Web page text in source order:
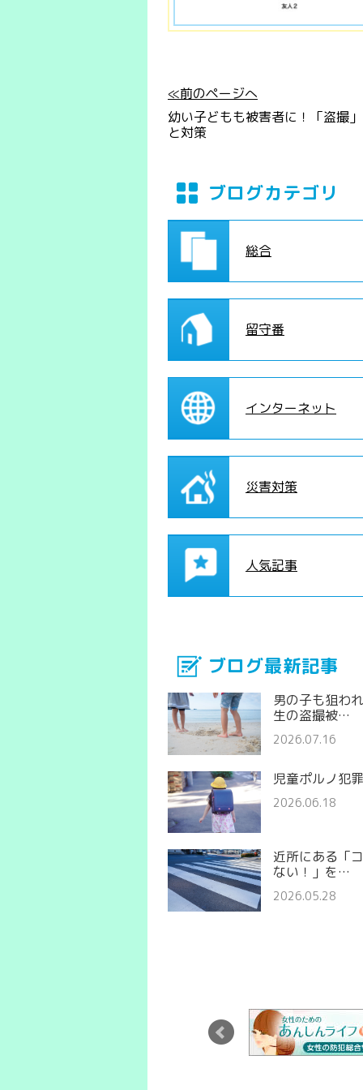
≪前のページへ
幼い子どもも被害者に！「盗撮
と対策
ブログカテゴリ
総合
留守番
インターネット
災害対策
人気記事
ブログ最新記事
男の子も狙わ
生の盗撮被…
2026.07.16
児童ポルノ犯
2026.06.18
近所にある「
ない！」を…
2026.05.28